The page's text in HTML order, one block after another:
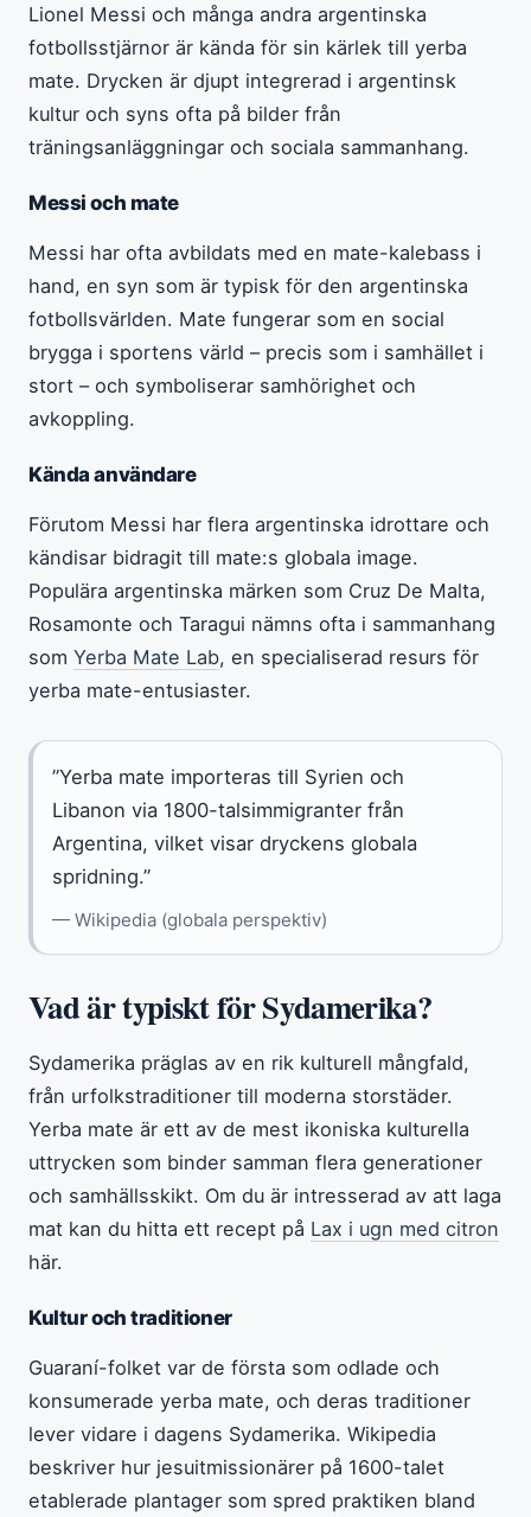
Lionel Messi och många andra argentinska
fotbollsstjärnor är kända för sin kärlek till yerba
mate. Drycken är djupt integrerad i argentinsk
kultur och syns ofta på bilder från
träningsanläggningar och sociala sammanhang.
Messi och mate
Messi har ofta avbildats med en mate-kalebass i
hand, en syn som är typisk för den argentinska
fotbollsvärlden. Mate fungerar som en social
brygga i sportens värld – precis som i samhället i
stort – och symboliserar samhörighet och
avkoppling.
Kända användare
Förutom Messi har flera argentinska idrottare och
kändisar bidragit till mate:s globala image.
Populära argentinska märken som Cruz De Malta,
Rosamonte och Taragui nämns ofta i sammanhang
som Yerba Mate Lab, en specialiserad resurs för
yerba mate-entusiaster.
”Yerba mate importeras till Syrien och
Libanon via 1800-talsimmigranter från
Argentina, vilket visar dryckens globala
spridning.”
— Wikipedia (globala perspektiv)
Vad är typiskt för Sydamerika?
Sydamerika präglas av en rik kulturell mångfald,
från urfolkstraditioner till moderna storstäder.
Yerba mate är ett av de mest ikoniska kulturella
uttrycken som binder samman flera generationer
och samhällsskikt. Om du är intresserad av att laga
mat kan du hitta ett recept på Lax i ugn med citron
här.
Kultur och traditioner
Guaraní-folket var de första som odlade och
konsumerade yerba mate, och deras traditioner
lever vidare i dagens Sydamerika. Wikipedia
beskriver hur jesuitmissionärer på 1600-talet
etablerade plantager som spred praktiken bland